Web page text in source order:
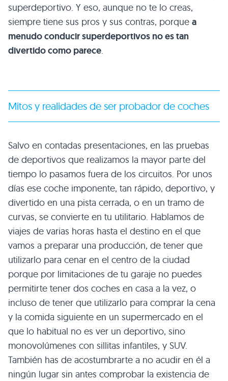
superdeportivo. Y eso, aunque no te lo creas,
siempre tiene sus pros y sus contras, porque a
menudo conducir superdeportivos no es tan
divertido como parece.
Mitos y realidades de ser probador de coches
Salvo en contadas presentaciones, en las pruebas
de deportivos que realizamos la mayor parte del
tiempo lo pasamos fuera de los circuitos. Por unos
días ese coche imponente, tan rápido, deportivo, y
divertido en una pista cerrada, o en un tramo de
curvas, se convierte en tu utilitario. Hablamos de
viajes de varias horas hasta el destino en el que
vamos a preparar una producción, de tener que
utilizarlo para cenar en el centro de la ciudad
porque por limitaciones de tu garaje no puedes
permitirte tener dos coches en casa a la vez, o
incluso de tener que utilizarlo para comprar la cena
y la comida siguiente en un supermercado en el
que lo habitual no es ver un deportivo, sino
monovolúmenes con sillitas infantiles, y SUV.
También has de acostumbrarte a no acudir en él a
ningún lugar sin antes comprobar la existencia de